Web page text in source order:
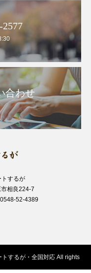
合わせ
トするが
相良224-7
52-4389
するが・全国対応 All rights